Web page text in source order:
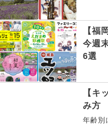
【福
今週
6選
【キ
み方
年齢別